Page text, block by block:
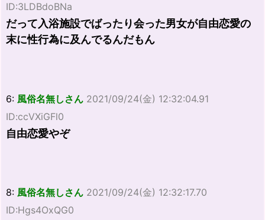
ID:3LDBdoBNa
だって入浴施設でばったり会った男女が自由恋愛の
末に性行為に及んでるんだもん
6: 風俗名無しさん 2021/09/24(金) 12:32:04.91
ID:ccVXiGFl0
自由恋愛やぞ
8: 風俗名無しさん 2021/09/24(金) 12:32:17.70
ID:Hgs4OxQG0